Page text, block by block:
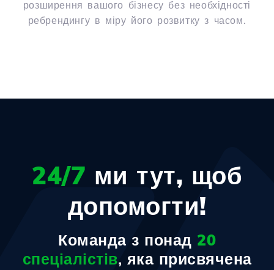
розширення вашого бізнесу без необхідності
ребрендингу в міру його розвитку з часом.
24/7 ми тут, щоб
допомогти!
Команда з понад 20
спеціалістів, яка присвячена